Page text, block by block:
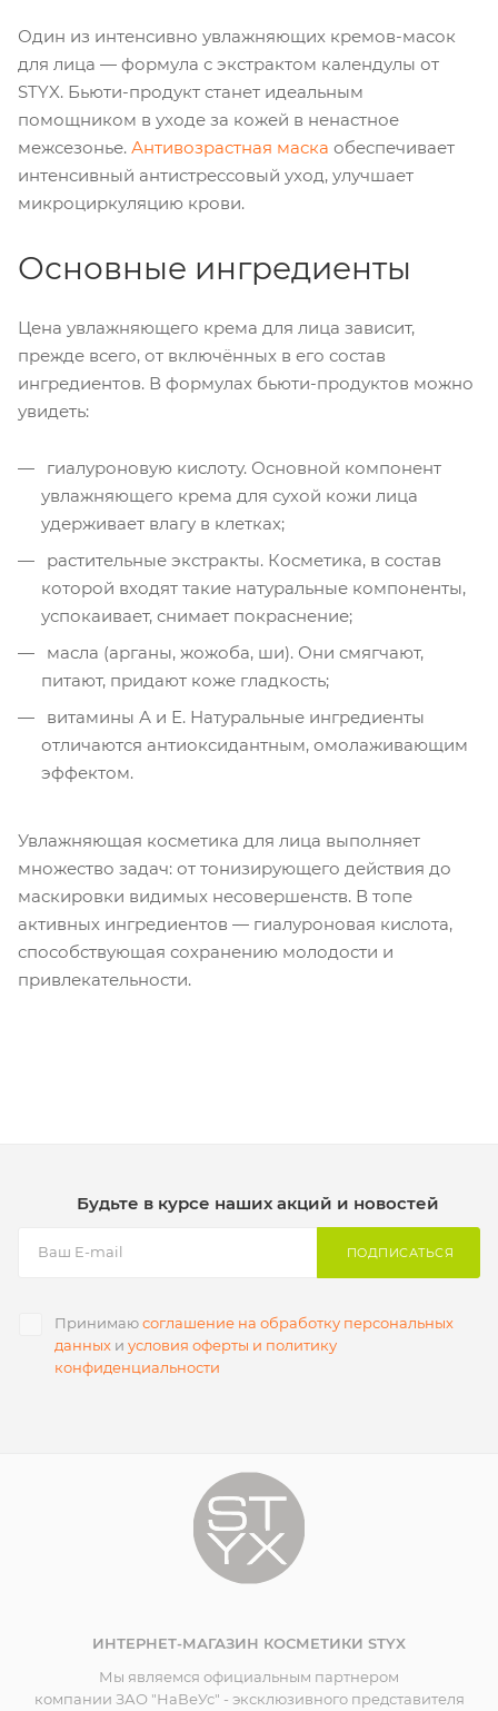
Один из интенсивно увлажняющих кремов-масок
для лица — формула с экстрактом календулы от
STYX. Бьюти-продукт станет идеальным
помощником в уходе за кожей в ненастное
межсезонье. Антивозрастная маска обеспечивает
интенсивный антистрессовый уход, улучшает
микроциркуляцию крови.
Основные ингредиенты
Цена увлажняющего крема для лица зависит,
прежде всего, от включённых в его состав
ингредиентов. В формулах бьюти-продуктов можно
увидеть:
гиалуроновую кислоту. Основной компонент
увлажняющего крема для сухой кожи лица
удерживает влагу в клетках;
растительные экстракты. Косметика, в состав
которой входят такие натуральные компоненты,
успокаивает, снимает покраснение;
масла (арганы, жожоба, ши). Они смягчают,
питают, придают коже гладкость;
витамины А и Е. Натуральные ингредиенты
отличаются антиоксидантным, омолаживающим
эффектом.
Увлажняющая косметика для лица выполняет
множество задач: от тонизирующего действия до
маскировки видимых несовершенств. В топе
активных ингредиентов — гиалуроновая кислота,
способствующая сохранению молодости и
привлекательности.
Будьте в курсе наших акций и новостей
ПОДПИСАТЬСЯ
Принимаюсоглашение на обработку персональных
данных и условия оферты и политику
конфиденциальности
ИНТЕРНЕТ-МАГАЗИН КОСМЕТИКИ STYX
Мы являемся официальным партнером
компании ЗАО "НаВеУс" - эксклюзивного представителя